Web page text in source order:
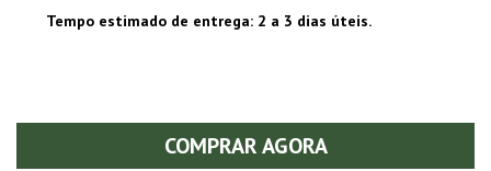
Tempo estimado de entrega: 2 a 3 dias úteis.
COMPRAR AGORA